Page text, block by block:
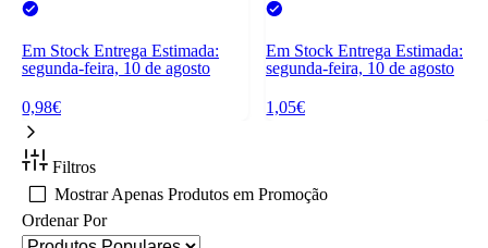
Em Stock Entrega Estimada:
segunda-feira, 10 de agosto
0,98€
Em Stock Entrega Estimada:
segunda-feira, 10 de agosto
1,05€
Filtros
Mostrar Apenas Produtos em Promoção
Ordenar Por